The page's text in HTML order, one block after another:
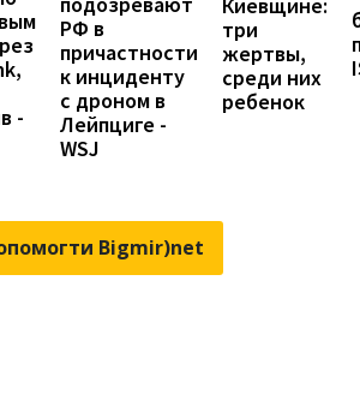
-
РФ в
причастности
к инциденту
с дроном в
Лейпциге -
WSJ
три
жертвы,
среди них
ребенок
Bigmir)net